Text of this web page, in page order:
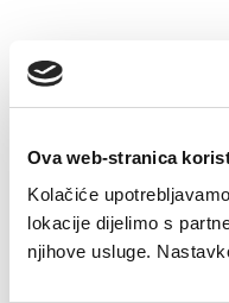
Ova web-stranica
Kolačiće
lokacije dijelimo s
njihove usluge.